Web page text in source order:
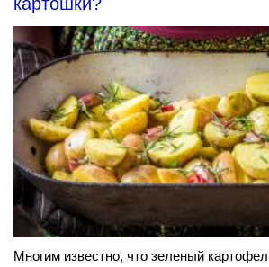
Многим известно, что зеленый